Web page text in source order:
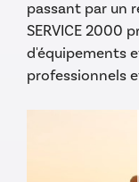
passant par un
SERVICE 2000
d'équipements
professionnels